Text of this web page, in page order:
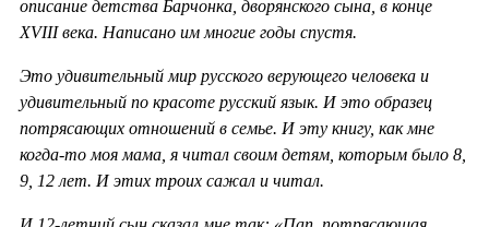
описание детства Барчонка, дворянского сына, в конце
XVIII века. Написано им многие годы спустя.
Это удивительный мир русского верующего человека и
удивительный по красоте русский язык. И это образец
потрясающих отношений в семье. И эту книгу, как мне
когда-то моя мама, я читал своим детям, которым было 8,
9, 12 лет. И этих троих сажал и читал.